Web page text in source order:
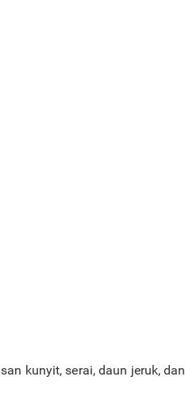
kunyit, serai, daun jeruk, dan